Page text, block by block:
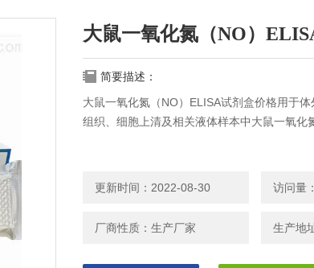
大鼠一氧化氮（NO）
简要描述：
大鼠一氧化氮（NO）ELISA试剂盒价格用于体
组织、细胞上清及相关液体样本中大鼠一氧化
更新时间：2022-08-30 访问量
厂商性质：生产厂家 生产地